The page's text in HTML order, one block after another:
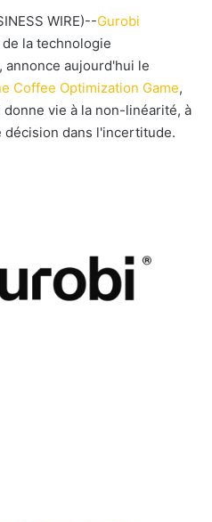
u
r
r
WIRE)--Gurobi
la technologie
aujourd'hui le
Coffee Optimization Game,
vie à la non-linéarité, à
décision dans l'incertitude.